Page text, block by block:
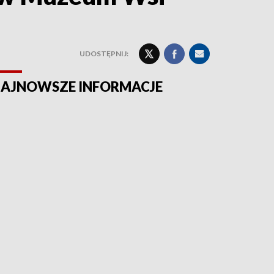
UDOSTĘPNIJ:
INFORMACJE